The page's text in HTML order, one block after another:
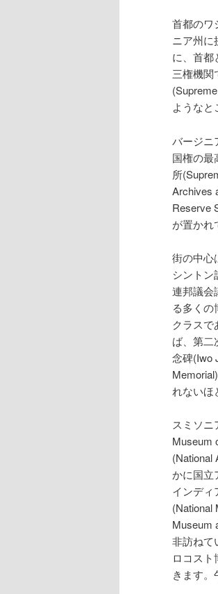
首都のワ
ニア州に
に、首都
三権機関
ようなと
バージニ
国権の最
所
Archives
Reserve
が置かれ
街の中心
シントン
連邦議会
る多く
クラスで
ば、第二
念碑(Iwo
れないほ
スミソニ
Museum
(National
かに国立
インディ
(National
Museum
非訪ねて
ロコス
きます。